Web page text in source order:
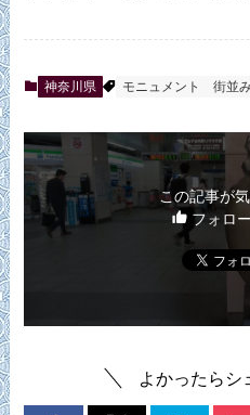
神奈川県 モニュメント 街並
この記事が
フォロ
よかったらシ